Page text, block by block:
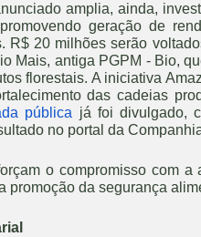
amplia, ainda,
geração de
R$ 20 milhões serão
Mais, antiga PGPM - Bio,
florestais. A iniciativa
das cadeias
pública já foi divulgado,
no portal da
o compromisso com
promoção da segurança